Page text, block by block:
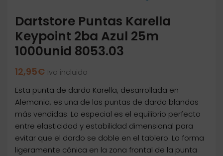
Dartstore Puntas Karella
Keypoint 2ba Azul 25m
1000unid 8053.03
12,95€ Iva incluido
Esta punta de dardo Karella, desarrollada en
Alemania, es una de las puntas de dardo blandas
más vendidas. Lo especial es el equilibrio perfecto
entre elasticidad y estabilidad dimensional para
evitar que el dardo se doble en el tablero. La forma
ligeramente cónica en la zona frontal de la punta